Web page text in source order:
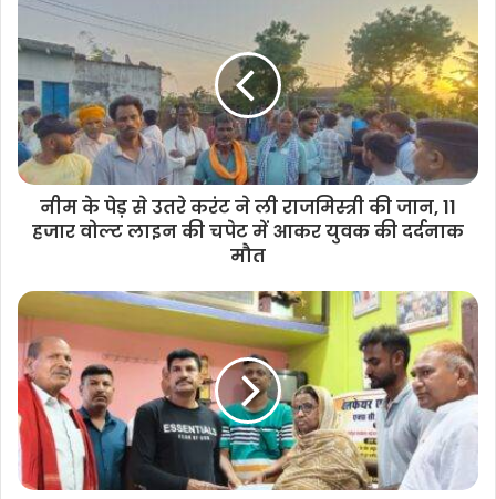
t
e
नीम के पेड़ से उतरे करंट ने ली राजमिस्त्री की जान, 11
हजार वोल्ट लाइन की चपेट में आकर युवक की दर्दनाक
मौत